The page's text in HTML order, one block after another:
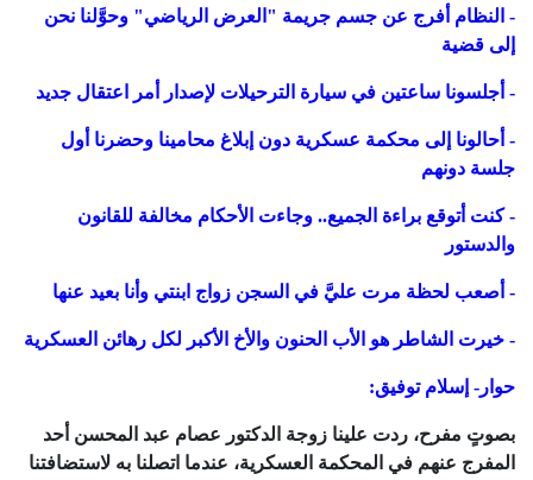
- النظام أفرج عن جسم جريمة "العرض الرياضي" وحوَّلنا نحن
إلى قضية
- أجلسونا ساعتين في سيارة الترحيلات لإصدار أمر اعتقال جديد
- أحالونا إلى محكمة عسكرية دون إبلاغ محامينا وحضرنا أول
جلسة دونهم
- كنت أتوقع براءة الجميع.. وجاءت الأحكام مخالفة للقانون
والدستور
- أصعب لحظة مرت عليَّ في السجن زواج ابنتي وأنا بعيد عنها
- خيرت الشاطر هو الأب الحنون والأخ الأكبر لكل رهائن العسكرية
حوار- إسلام توفيق:
بصوتٍ مفرح، ردت علينا زوجة الدكتور عصام عبد المحسن أحد
المفرج عنهم في المحكمة العسكرية، عندما اتصلنا به لاستضافتنا